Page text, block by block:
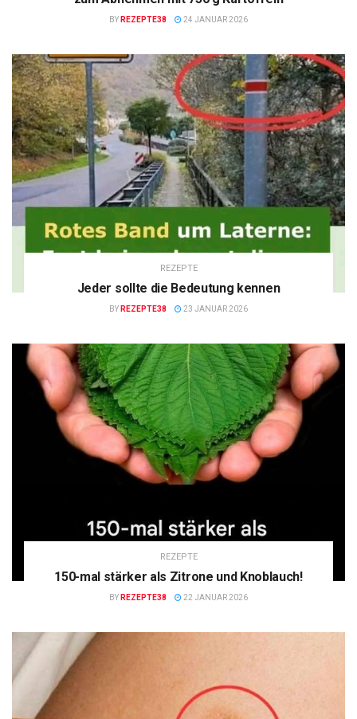
BY REZEPTE38 24 JANUAR 2026
REZEPTE
Jeder sollte die Bedeutung kennen
BY REZEPTE38 23 JANUAR 2026
REZEPTE
150-mal stärker als Zitrone und Knoblauch!
BY REZEPTE38 22 JANUAR 2026